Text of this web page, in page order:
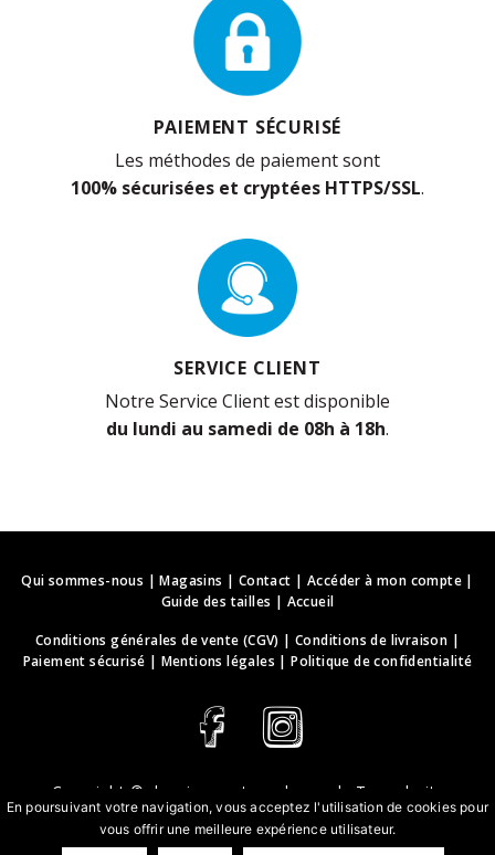
PAIEMENT SÉCURISÉ
Les méthodes de paiement sont
100% sécurisées et cryptées HTTPS/SSL.
SERVICE CLIENT
Notre Service Client est disponible
du lundi au samedi de 08h à 18h.
Qui sommes-nous |Magasins | Contact | Accéder à mon compte|
Guide des tailles | Accueil
Conditions générales de vente (CGV) |Conditions de livraison |
Paiement sécurisé | Mentions légales |Politique de confidentialité
Copyright © deguisements-cadeaux.ch
. Tous droits
réservés.
Conception & développement web | webbih.com
En poursuivant votre navigation, vous acceptez l'utilisation de cookies pour
vous offrir une meilleure expérience utilisateur.